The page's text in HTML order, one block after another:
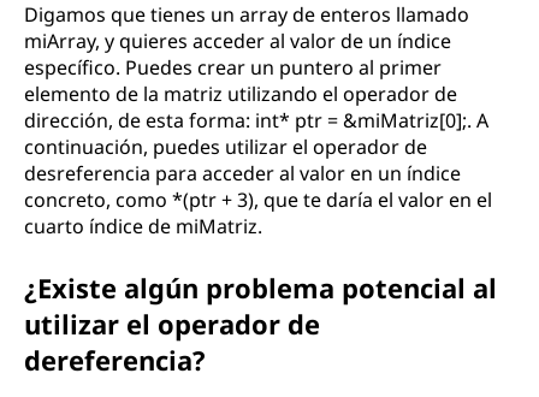
Digamos que tienes un array de enteros llamado
miArray, y quieres acceder al valor de un índice
específico. Puedes crear un puntero al primer
elemento de la matriz utilizando el operador de
dirección, de esta forma: int* ptr = &miMatriz[0];. A
continuación, puedes utilizar el operador de
desreferencia para acceder al valor en un índice
concreto, como *(ptr + 3), que te daría el valor en el
cuarto índice de miMatriz.
¿Existe algún problema potencial al
utilizar el operador de
dereferencia?